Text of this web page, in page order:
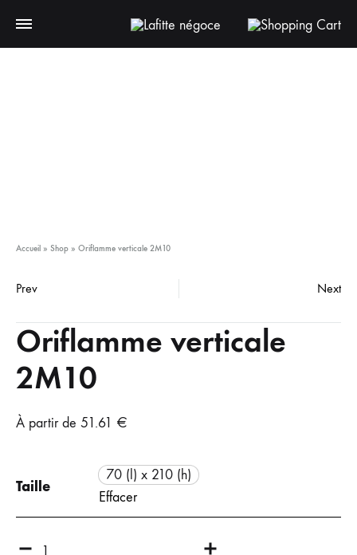
Accueil » Shop » Oriflamme verticale 2M10
Prev Next
Oriflamme verticale
2M10
À partir de 51.61 €
Taille
70 (l) x 210 (h)
Effacer